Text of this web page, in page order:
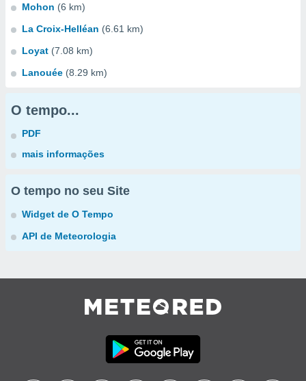
Mohon (6 km)
La Croix-Helléan (6.61 km)
Loyat (7.08 km)
Lanouée (8.29 km)
O tempo...
PDF
mais informações
O tempo no seu Site
Widget de O Tempo
API de Meteorologia